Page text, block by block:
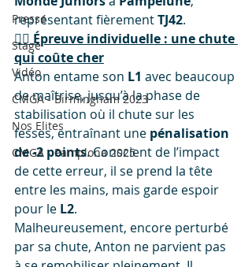
Presse
Stage
Vidéo
CMGA - Birmingham 2023
Nos Elites
CMGA - Pamplona 2025
représentant fièrement TJ42.
🧍‍♂️ Épreuve individuelle : une chute
qui coûte cher
Anton entame son L1 avec beaucoup
de maîtrise, jusqu’à la phase de
stabilisation où il chute sur les
fesses, entraînant une pénalisation
de -2 points. Conscient de l’impact
de cette erreur, il se prend la tête
entre les mains, mais garde espoir
pour le L2.
Malheureusement, encore perturbé
par sa chute, Anton ne parvient pas